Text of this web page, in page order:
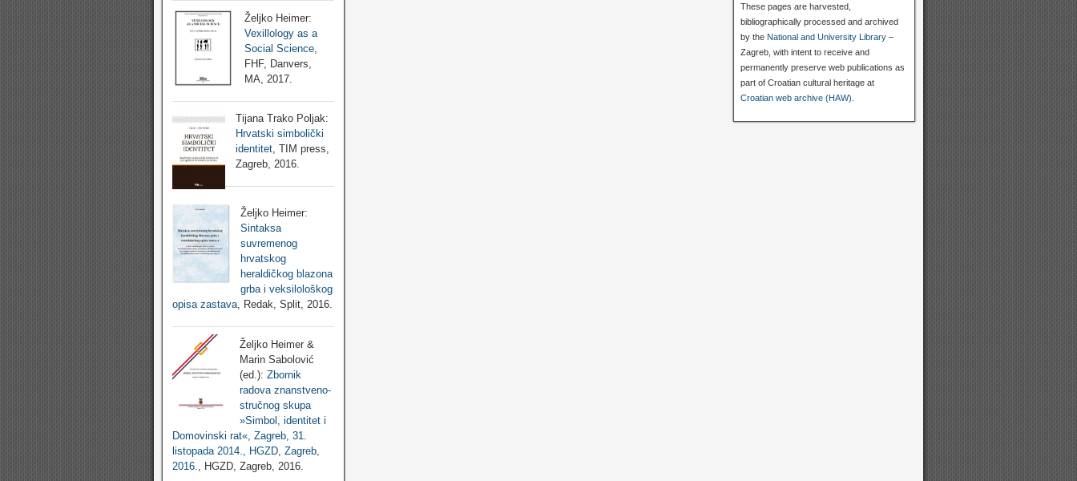
Željko Heimer:
Vexillology as a
Social Science
FHF, Danvers,
MA, 2017.
Tijana Trako Poljak:
Hrvatski simbolički
identitet, TIM press,
Zagreb, 2016.
Željko Heimer:
Sintaksa
suvremenog
hrvatskog
heraldičkog blazona
grba i veksilološkog
opisa zastava, Redak, Split, 2016.
Željko Heimer &
Marin Sabolović
(ed.): Zbornik
radova znanstveno-
stručnog skupa
»Simbol, identitet i
Domovinski rat«, Zagreb, 31.
listopada 2014., HGZD, Zagreb,
2016.
, HGZD, Zagreb, 2016.
These pages are harvested,
bibliographically processed and archived
by the National and University Library–
Zagreb, with intent to receive and
permanently preserve web publications as
part of Croatian cultural heritage at
Croatian web archive (HAW)